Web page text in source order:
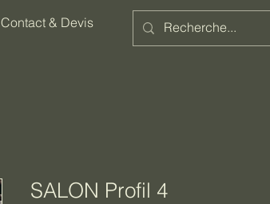
Contact & Devis
SALON Profil 4